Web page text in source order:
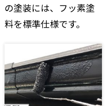
の塗装には、フッ素塗
料を標準仕様です。